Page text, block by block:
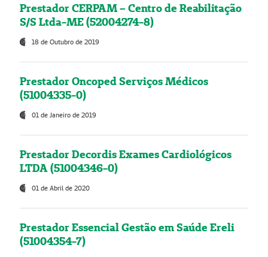
Prestador CERPAM – Centro de Reabilitação
S/S Ltda-ME (52004274-8)
18 de Outubro de 2019
Prestador Oncoped Serviços Médicos
(51004335-0)
01 de Janeiro de 2019
Prestador Decordis Exames Cardiológicos
LTDA (51004346-0)
01 de Abril de 2020
Prestador Essencial Gestão em Saúde Ereli
(51004354-7)